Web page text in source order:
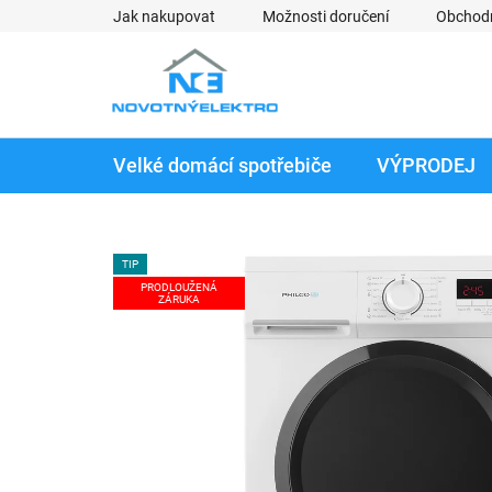
Jak nakupovat Možnosti doručení
Velké domácí spotřebiče VÝPRODEJ
TIP
PRODLOUŽENÁ
ZÁRUKA